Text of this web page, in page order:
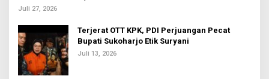
Intelektual
Juli 27, 2026
Terjerat OTT KPK, PDI Perjuangan Pecat
Bupati Sukoharjo Etik Suryani
Juli 13, 2026